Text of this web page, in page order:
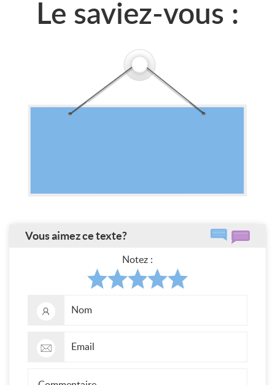
Le saviez-vous :
Vous aimez ce texte?
Notez :